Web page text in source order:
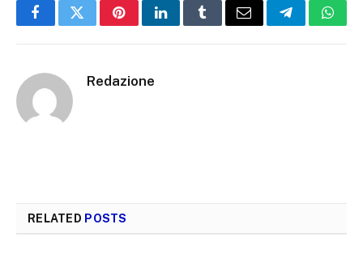
FacebookTwitterPinterestLinkedInTumblrEmail Telegram
Redazione
RELATED POSTS